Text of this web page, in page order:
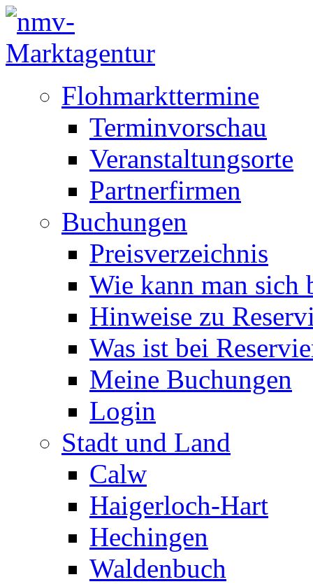
Flohmarkttermine
Terminvorschau
Veranstaltungsorte
Partnerfirmen
Buchungen
Preisverzeichnis
Wie kann man sich
Hinweise zu
Was ist bei
Meine Buchungen
Login
Stadt und Land
Calw
Haigerloch-Hart
Hechingen
Waldenbuch